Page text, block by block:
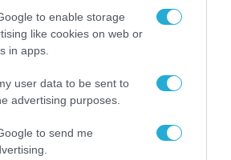
to enable storage
like cookies on web or
in apps.
user data to be sent to
advertising purposes.
to send me